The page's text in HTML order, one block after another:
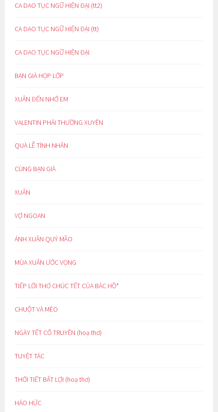
CA DAO TỤC NGỮ HIỆN ĐẠI (tt2)
CA DAO TỤC NGỮ HIỆN ĐẠI (tt)
CA DAO TỤC NGỮ HIỆN ĐẠI
BẠN GIÀ HỌP LỚP
XUÂN ĐẾN NHỚ EM
VALENTIN PHẢI THƯỜNG XUYÊN
QUÀ LỄ TÌNH NHÂN
CÙNG BẠN GIÀ
XUÂN
VỢ NGOAN
ÁNH XUÂN QUÝ MÃO
MÙA XUÂN ƯỚC VỌNG
TIẾP LỜI THƠ CHÚC TẾT CỦA BÁC HỒ*
CHUỘT VÀ MÈO
NGÀY TẾT CỔ TRUYỀN (hoạ thơ)
TUYỆT TÁC
THỜI TIẾT BẤT LỢI (hoạ thơ)
HÁO HỨC